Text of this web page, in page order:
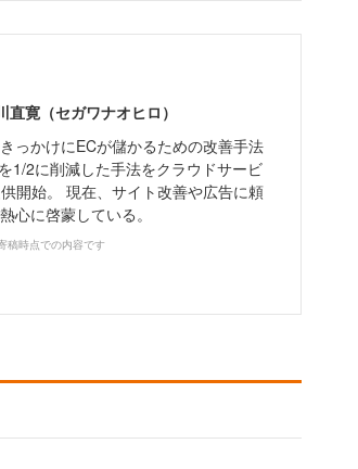
寛（セガワナオヒロ）
っかけにECが儲かるための改善手法
1/2に削減した手法をクラウドサービ
開始。 現在、サイト改善や広告に頼
心に啓蒙している。
稿時点での内容です